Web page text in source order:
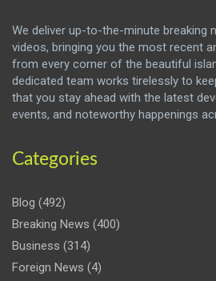
We deliver up-to-the-minute breaking
videos, bringing you the most recent
from every corner of the beautiful
dedicated team works tirelessly to
that you stay ahead with the latest
events, and noteworthy happenings
Categories
Blog (492)
Breaking News (400)
Business (314)
Foreign News (4)